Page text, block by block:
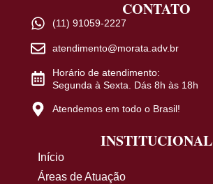
CONTATO
(11) 91059-2227
atendimento@morata.adv.br
Horário de atendimento:
Segunda à Sexta. Dás 8h às 18h
Atendemos em todo o Brasil!
INSTITUCIONAL
Início
Áreas de Atuação